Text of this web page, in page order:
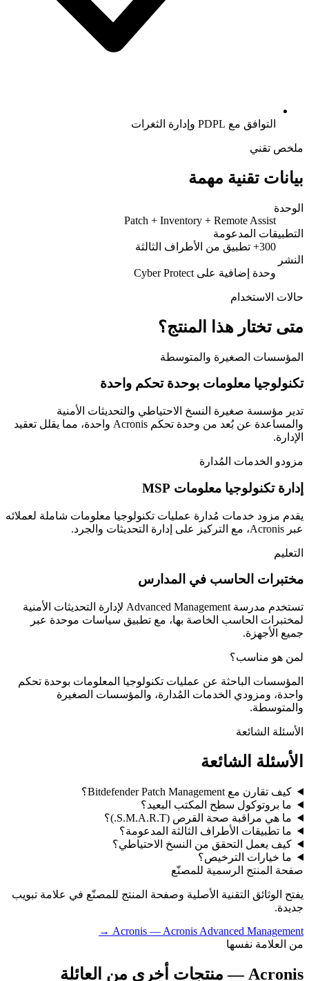
التوافق مع PDPL وإدارة الثغرات
ملخص تقني
بيانات تقنية مهمة
الوحدة
Patch + Inventory + Remote Assist
التطبيقات المدعومة
300+ تطبيق من الأطراف الثالثة
النشر
وحدة إضافية على Cyber Protect
حالات الاستخدام
متى تختار هذا المنتج؟
المؤسسات الصغيرة والمتوسطة
تكنولوجيا معلومات بوحدة تحكم واحدة
تدير مؤسسة صغيرة النسخ الاحتياطي والتحديثات الأمنية
والمساعدة عن بُعد من وحدة تحكم Acronis واحدة، مما يقلل تعقيد
الإدارة.
مزودو الخدمات المُدارة
إدارة تكنولوجيا معلومات MSP
يقدم مزود خدمات مُدارة عمليات تكنولوجيا معلومات شاملة لعملائه
عبر Acronis، مع التركيز على إدارة التحديثات والجرد.
التعليم
مختبرات الحاسب في المدارس
تستخدم مدرسة Advanced Management لإدارة التحديثات الأمنية
لمختبرات الحاسب الخاصة بها، مع تطبيق سياسات موحدة عبر
جميع الأجهزة.
لمن هو مناسب؟
المؤسسات الباحثة عن عمليات تكنولوجيا المعلومات بوحدة تحكم
واحدة، ومزودي الخدمات المُدارة، والمؤسسات الصغيرة
والمتوسطة.
الأسئلة الشائعة
الأسئلة الشائعة
كيف تقارن مع Bitdefender Patch Management؟
ما بروتوكول سطح المكتب البعيد؟
ما هي مراقبة صحة القرص (S.M.A.R.T.)؟
ما تطبيقات الأطراف الثالثة المدعومة؟
كيف يعمل التحقق من النسخ الاحتياطي؟
ما خيارات الترخيص؟
صفحة المنتج الرسمية للمصنّع
يفتح الوثائق التقنية الأصلية وصفحة المنتج للمصنّع في علامة تبويب
جديدة.
Acronis — Acronis Advanced Management
→
من العلامة نفسها
Acronis — منتجات أخرى من العائلة